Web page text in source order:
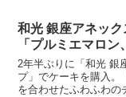
和光 銀座アネッ
「プルミエマロン
2年半ぶりに「和光 銀
プ」でケーキを購入。
を合わせたふわふわの